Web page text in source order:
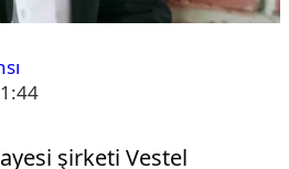
şirketi Vestel